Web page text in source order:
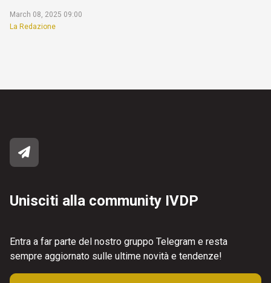
March 08, 2025 09:00
La Redazione
Unisciti alla community IVDP
Entra a far parte del nostro gruppo Telegram e resta
sempre aggiornato sulle ultime novità e tendenze!